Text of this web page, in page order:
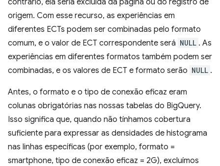
contrário, ela seria excluída da página ou do registro de
origem. Com esse recurso, as experiências em
diferentes ECTs podem ser combinadas pelo formato
comum, e o valor de ECT correspondente será NULL . As
experiências em diferentes formatos também podem ser
combinadas, e os valores de ECT e formato serão NULL .
Antes, o formato e o tipo de conexão eficaz eram
colunas obrigatórias nas nossas tabelas do BigQuery.
Isso significa que, quando não tínhamos cobertura
suficiente para expressar as densidades de histograma
nas linhas específicas (por exemplo, formato =
smartphone, tipo de conexão eficaz = 2G), excluímos